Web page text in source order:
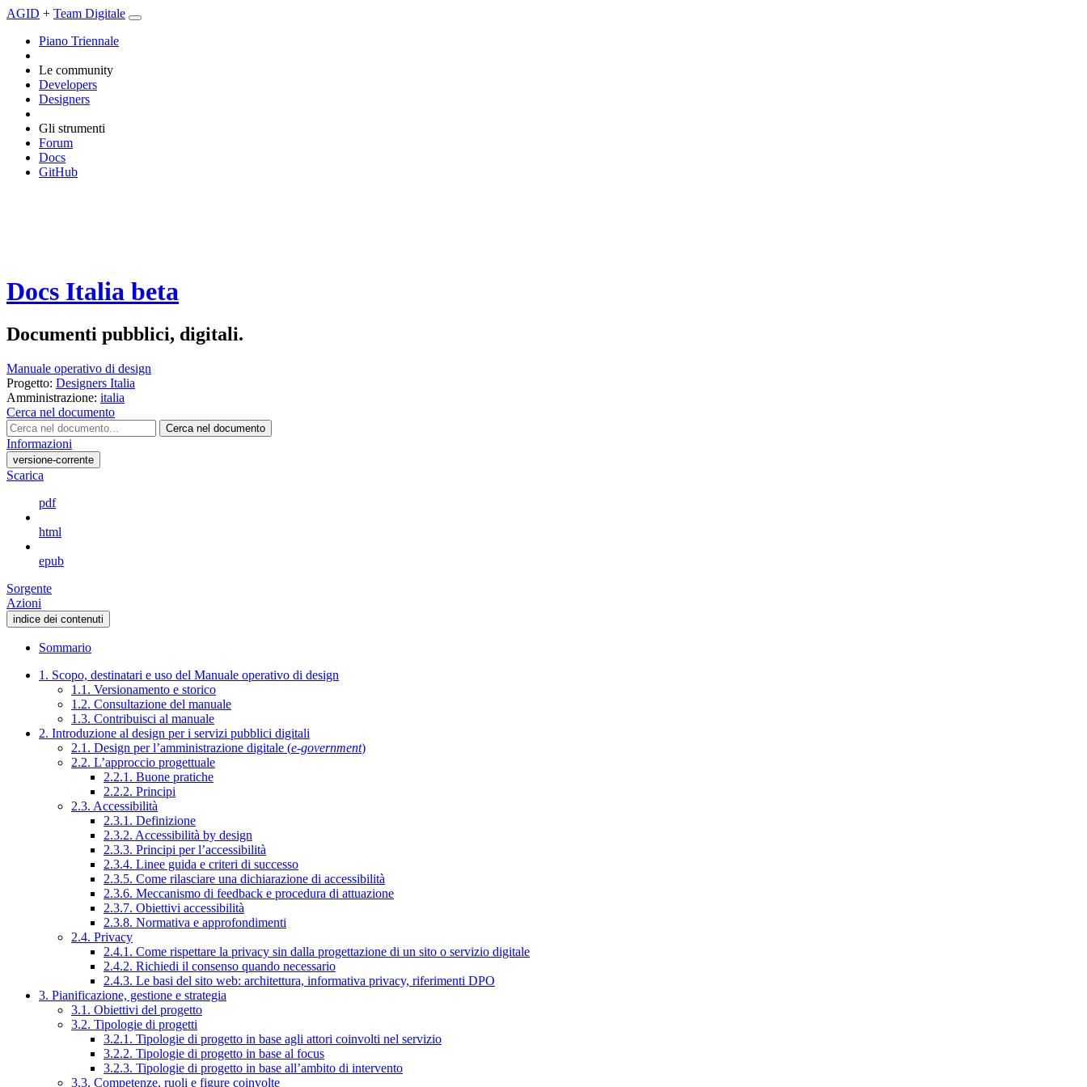
AGID + Team Digitale
Piano Triennale
Le community
Developers
Designers
Gli strumenti
Forum
Docs
GitHub
Docs Italia beta
Documenti pubblici, digitali.
Manuale operativo di design
Progetto: Designers Italia
Amministrazione: italia
Cerca nel documento
Cerca nel documento
Informazioni
versione-corrente
Scarica
pdf
html
epub
Sorgente
Azioni
indice dei contenuti
Sommario
1. Scopo, destinatari e uso del Manuale operativo di design
1.1. Versionamento e storico
1.2. Consultazione del manuale
1.3. Contribuisci al manuale
2. Introduzione al design per i servizi pubblici digitali
2.1. Design per l’amministrazione digitale (e-government)
2.2. L’approccio progettuale
2.2.1. Buone pratiche
2.2.2. Principi
2.3. Accessibilità
2.3.1. Definizione
2.3.2. Accessibilità by design
2.3.3. Principi per l’accessibilità
2.3.4. Linee guida e criteri di successo
2.3.5. Come rilasciare una dichiarazione di accessibilità
2.3.6. Meccanismo di feedback e procedura di attuazione
2.3.7. Obiettivi accessibilità
2.3.8. Normativa e approfondimenti
2.4. Privacy
2.4.1. Come rispettare la privacy sin dalla progettazione di un sito o servizio digitale
2.4.2. Richiedi il consenso quando necessario
2.4.3. Le basi del sito web: architettura, informativa privacy, riferimenti DPO
3. Pianificazione, gestione e strategia
3.1. Obiettivi del progetto
3.2. Tipologie di progetti
3.2.1. Tipologie di progetto in base agli attori coinvolti nel servizio
3.2.2. Tipologie di progetto in base al focus
3.2.3. Tipologie di progetto in base all’ambito di intervento
3.3. Competenze, ruoli e figure coinvolte